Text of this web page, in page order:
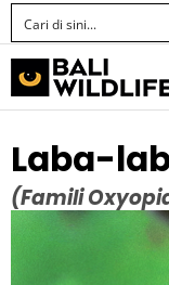
Laba-
(Famili